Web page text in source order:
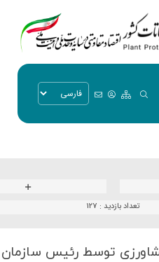
تعداد بازدید : 127
توسط رئیس